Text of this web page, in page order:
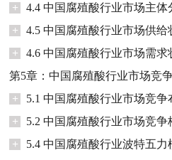
+
4.4 中国腐殖酸行业市场主体
+
4.5 中国腐殖酸行业市场供给
+
4.6 中国腐殖酸行业市场需求
第5章：中国腐殖酸行业市场竞
+
5.1 中国腐殖酸行业市场竞争
+
5.2 中国腐殖酸行业市场竞争
+
5.4 中国腐殖酸行业波特五力